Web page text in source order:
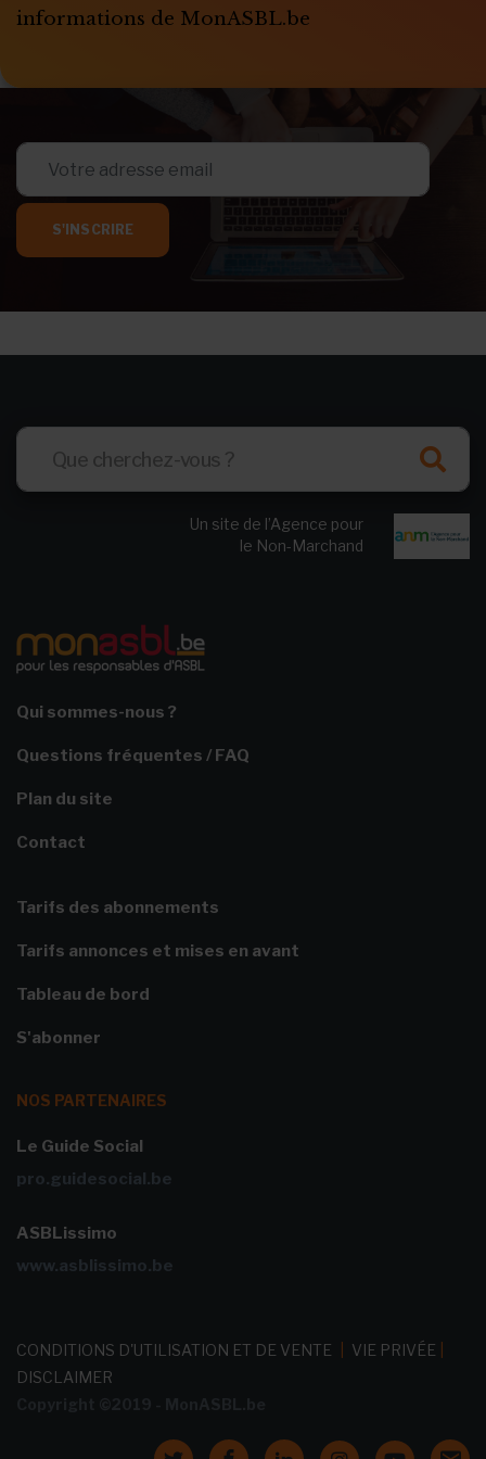
informations de MonASBL.be
S'INSCRIRE
Un site de l’Agence pour
le Non-Marchand
Qui sommes-nous ?
Questions fréquentes / FAQ
Plan du site
Contact
Tarifs des abonnements
Tarifs annonces et mises en avant
Tableau de bord
S'abonner
NOS PARTENAIRES
Le Guide Social
pro.guidesocial.be
ASBLissimo
www.asblissimo.be
CONDITIONS D'UTILISATION ET DE VENTE VIE PRIVÉE
DISCLAIMER